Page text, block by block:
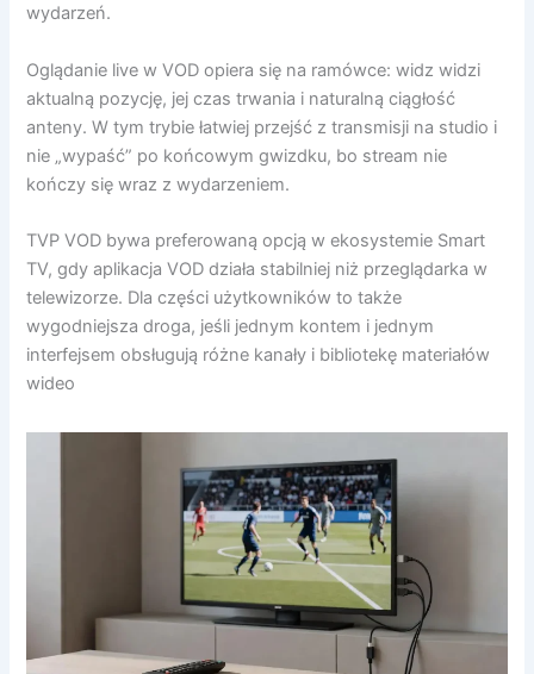
wydarzeń.
Oglądanie live w VOD opiera się na ramówce: widz widzi
aktualną pozycję, jej czas trwania i naturalną ciągłość
anteny. W tym trybie łatwiej przejść z transmisji na studio i
nie „wypaść” po końcowym gwizdku, bo stream nie
kończy się wraz z wydarzeniem.
TVP VOD bywa preferowaną opcją w ekosystemie Smart
TV, gdy aplikacja VOD działa stabilniej niż przeglądarka w
telewizorze. Dla części użytkowników to także
wygodniejsza droga, jeśli jednym kontem i jednym
interfejsem obsługują różne kanały i bibliotekę materiałów
wideo